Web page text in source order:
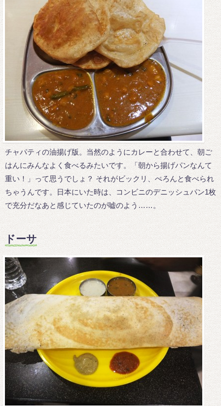
チャパティの油揚げ版。当然のようにカレーと合わせて、朝ご
はんにみんなよく食べるみたいです。「朝から揚げパンなんて
重い！」って思うでしょ？ それがビックリ、ぺろんと食べられ
ちゃうんです。日本にいた時は、コンビニのデニッシュパン1枚
で充分だなあと感じていたのが嘘のよう……。
ドーサ